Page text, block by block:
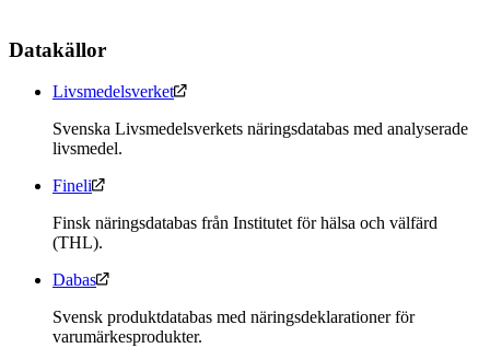
Datakällor
Livsmedelsverket
Svenska Livsmedelsverkets näringsdatabas med analyserade
livsmedel.
Fineli
Finsk näringsdatabas från Institutet för hälsa och välfärd
(THL).
Dabas
Svensk produktdatabas med näringsdeklarationer för
varumärkesprodukter.